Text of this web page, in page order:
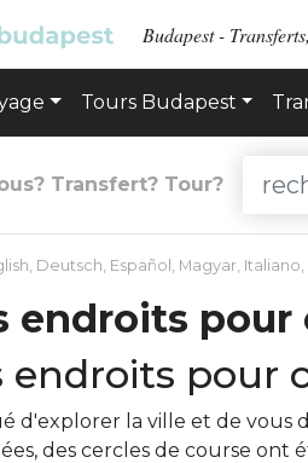
Budapest -
Tours Budapest
Transfert? Tour?
, Deutsch, Español , Magyar, Italiano,
endroits pour
endroits pour
d'explorer la ville et de
des cercles de course